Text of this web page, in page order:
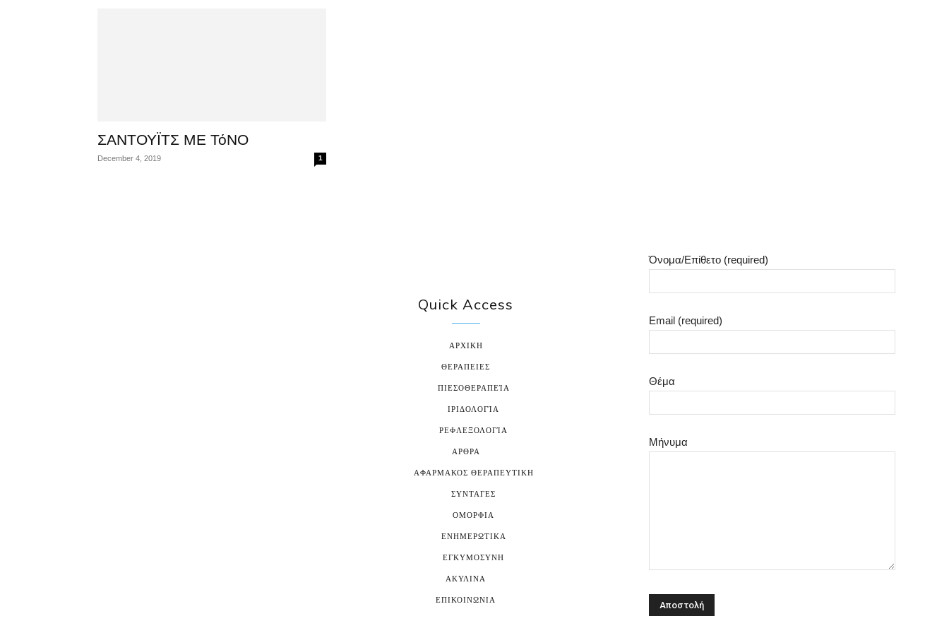
ΣΑΝΤΟΥΪΤΣ ΜΕ ΤόΝΟ
December 4, 2019 1
Quick Access
ΑΡΧΙΚΗ
ΘΕΡΑΠΕΙΕΣ
ΠΙΕΣΟΘΕΡΑΠΕΊΑ
ΙΡΙΔΟΛΟΓΊΑ
ΡΕΦΛΕΞΟΛΟΓΊΑ
ΑΡΘΡΑ
ΑΦΑΡΜΑΚΟΣ ΘΕΡΑΠΕΥΤΙΚΗ
ΣΥΝΤΑΓΕΣ
ΟΜΟΡΦΙΑ
ΕΝΗΜΕΡΩΤΙΚΑ
ΕΓΚΥΜΟΣΥΝΗ
ΑΚΥΛΙΝΑ
ΕΠΙΚΟΙΝΩΝΙΑ
Όνομα/Επίθετο (required)
Email (required)
Θέμα
Μήνυμα